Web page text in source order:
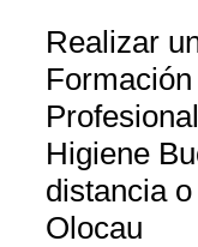
Realizar
Formación
Higiene
distancia
Olocau